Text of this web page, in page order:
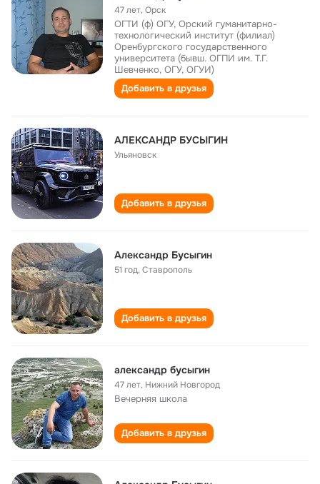
47 лет,Орск
ОГТИ (ф) ОГУ, Орский гуманитарно-
технологический институт (филиал)
Оренбургского государственного
университета (бывш. ОГПИ им. Т.Г.
Шевченко, ОГУ, ОГУИ)
Добавить в друзья
АЛЕКСАНДР БУСЫГИН
Ульяновск
Добавить в друзья
Александр Бусыгин
51 год,Ставрополь
Добавить в друзья
александр бусыгин
47 лет, Нижний Новгород
Вечерняя школа
Добавить в друзья